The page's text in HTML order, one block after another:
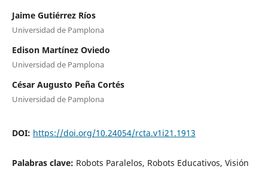
Jaime Gutiérrez Ríos
Universidad de Pamplona
Edison Martínez Oviedo
Universidad de Pamplona
César Augusto Peña Cortés
Universidad de Pamplona
DOI: https://doi.org/10.24054/rcta.v1i21.1913
Palabras clave: Robots Paralelos, Robots Educativos, Visión